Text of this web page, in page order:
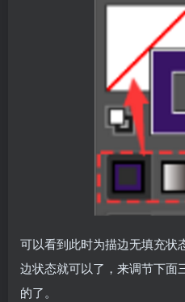
可以看到此时为描边无填充状
边状态就可以了，来调节下面
的了。